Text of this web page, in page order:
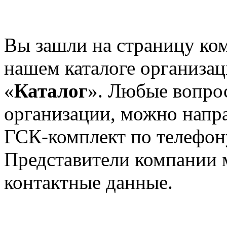
Вы зашли на страницу
нашем каталоге
«Каталог». Любые
организации, можно
ГСК-комплект по
Представители
контактные данные.